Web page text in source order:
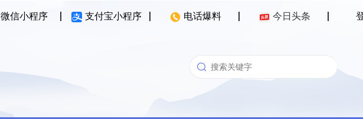
微信小程序 支付宝小程序 电话爆料 今日头条